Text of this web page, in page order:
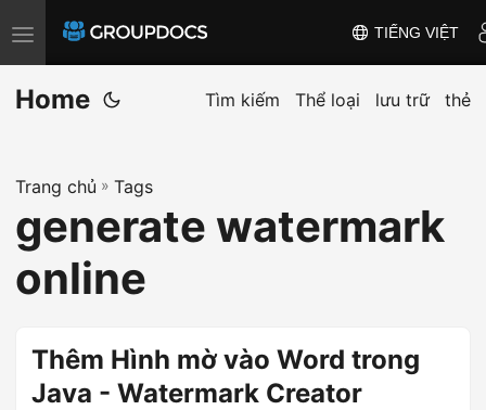
T
o
g
e
n
a
v
TIẾNG VIỆT
Home Tìm kiếm Thể loại lưu trữ thẻ
Trang chủ » Tags
generate watermark
online
Thêm Hình mờ vào Word trong
Java - Watermark Creator